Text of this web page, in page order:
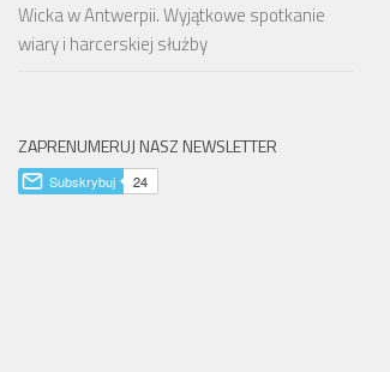
Wicka w Antwerpii. Wyjątkowe spotkanie
wiary i harcerskiej służby
ZAPRENUMERUJ NASZ NEWSLETTER